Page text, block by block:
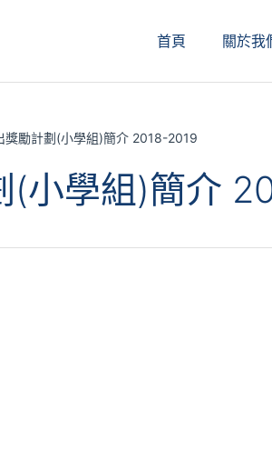
首頁 關於我
獎勵計劃(小學組)簡介 2018-2019
(小學組)簡介